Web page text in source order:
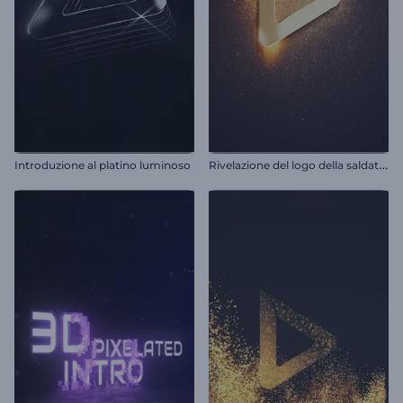
Introduzione al platino luminoso R
ivelazione del logo della saldatura